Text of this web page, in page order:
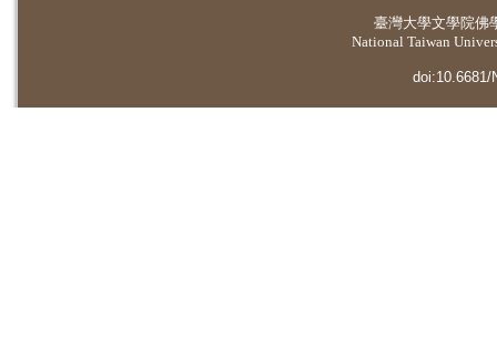
臺灣大學文學院佛
National Taiwan
doi:10.6681/